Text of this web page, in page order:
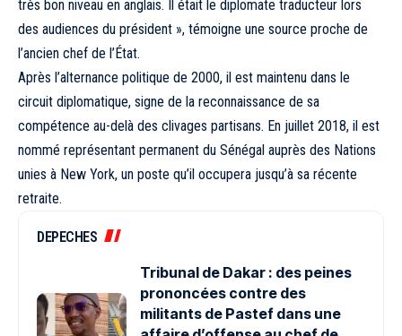
très bon niveau en anglais. Il était le diplomate traducteur lors
des audiences du président », témoigne une source proche de
l’ancien chef de l’État.
Après l’alternance politique de 2000, il est maintenu dans le
circuit diplomatique, signe de la reconnaissance de sa
compétence au-delà des clivages partisans. En juillet 2018, il est
nommé représentant permanent du Sénégal auprès des Nations
unies à New York, un poste qu’il occupera jusqu’à sa récente
retraite.
DEPECHES
Tribunal de Dakar : des peines
prononcées contre des
militants de Pastef dans une